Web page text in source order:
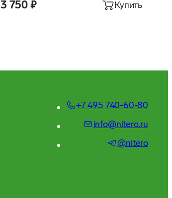
3 750 ₽ Купить
+7 495 740-60-80
info@nitero.ru
@nitero